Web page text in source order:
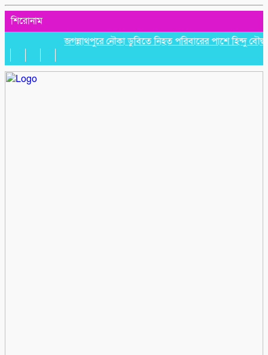
শিরোনাম
জগন্নাথপুরে নৌকা ডুবিতে নিহত পরিবারের পাশে হিন্দু বৌদ্ধ